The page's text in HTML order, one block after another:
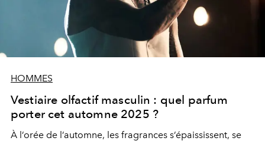
HOMMES
Vestiaire olfactif masculin : quel parfum
porter cet automne 2025 ?
À l’orée de l’automne, les fragrances s’épaississent, se